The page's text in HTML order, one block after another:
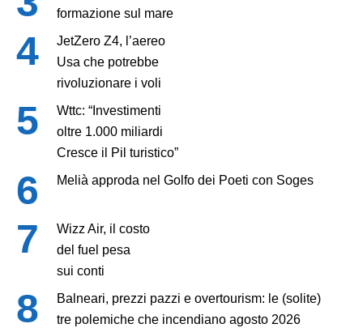
formazione sul mare
JetZero Z4, l’aereo
Usa che potrebbe
rivoluzionare i voli
Wttc: “Investimenti
oltre 1.000 miliardi
Cresce il Pil turistico”
Melià approda nel Golfo dei Poeti con Soges
Wizz Air, il costo
del fuel pesa
sui conti
Balneari, prezzi pazzi e overtourism: le (solite)
tre polemiche che incendiano agosto 2026